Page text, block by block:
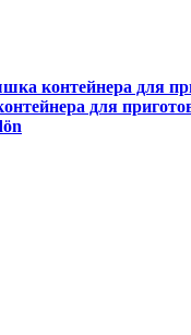
контейнера для
для